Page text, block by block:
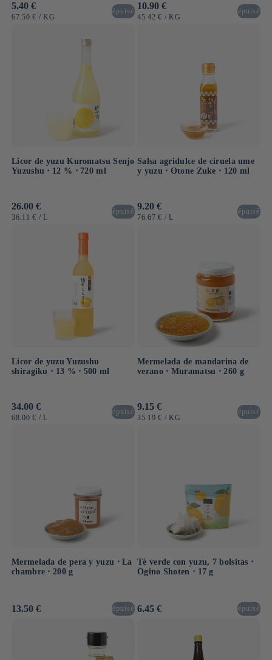
Precio
habitual
5.40 €
PRECIO
67.50 € / POR
KG
épuisé
Precio
habitual
10.90 €
PRECIO
45.42 € / POR
KG
épuisé
Licor de yuzu Kuromatsu Senjo
Yuzushu ⋅ 12 % ⋅ 720 ml
Precio
habitual
26.00 €
PRECIO
36.11 € / POR
L
épuisé
Salsa agridulce de ciruela ume
y yuzu ⋅ Otone Zuke ⋅ 120 ml
Precio
habitual
9.20 €
PRECIO
76.67 € / POR
L
épuisé
Licor de yuzu Yuzushu
shiragiku ⋅ 13 % ⋅ 500 ml
Precio
habitual
34.00 €
PRECIO
68.00 € / POR
L
épuisé
Mermelada de mandarina de
verano ⋅ Muramatsu ⋅ 260 g
Precio
habitual
9.15 €
PRECIO
35.19 € / POR
KG
épuisé
Mermelada de pera y yuzu ⋅ La
chambre ⋅ 200 g
Precio
13.50 € épuisé
Té verde con yuzu, 7 bolsitas ⋅
Ogino Shoten ⋅ 17 g
Precio
6.45 € épuisé